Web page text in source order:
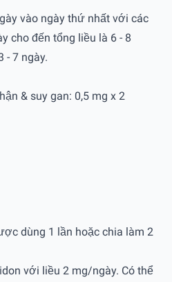
vào ngày thứ nhất với các
cho đến tổng liều là 6 - 8
- 7 ngày.
& suy gan: 0,5 mg x 2
dùng 1 lần hoặc chia làm 2
với liều 2 mg/ngày. Có thể